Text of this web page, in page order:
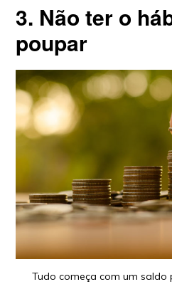
3. Não ter o
poupar
Tudo começa com um saldo